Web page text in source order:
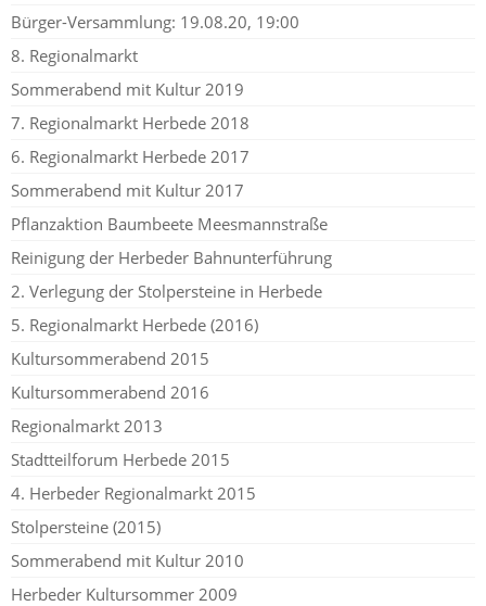
Bürger-Versammlung: 19.08.20, 19:00
8. Regionalmarkt
Sommerabend mit Kultur 2019
7. Regionalmarkt Herbede 2018
6. Regionalmarkt Herbede 2017
Sommerabend mit Kultur 2017
Pflanzaktion Baumbeete Meesmannstraße
Reinigung der Herbeder Bahnunterführung
2. Verlegung der Stolpersteine in Herbede
5. Regionalmarkt Herbede (2016)
Kultursommerabend 2015
Kultursommerabend 2016
Regionalmarkt 2013
Stadtteilforum Herbede 2015
4. Herbeder Regionalmarkt 2015
Stolpersteine (2015)
Sommerabend mit Kultur 2010
Herbeder Kultursommer 2009